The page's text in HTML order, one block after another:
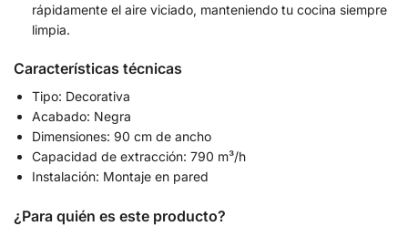
rápidamente el aire viciado, manteniendo tu cocina siempre
limpia.
Características técnicas
Tipo: Decorativa
Acabado: Negra
Dimensiones: 90 cm de ancho
Capacidad de extracción: 790 m³/h
Instalación: Montaje en pared
¿Para quién es este producto?